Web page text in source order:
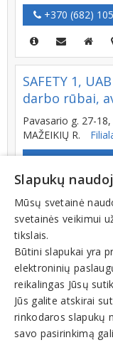
+370 (682)
SAFETY 1,
darbo rūbai,
Pavasario g. 27-
MAŽEIKIŲ R.
+370 (612)
Darbo
saugos
avalynė,
internetu,
Vilniaus g. 20, LT-
VILNIAUS R.
+370 (602)
Slapukų
Mūsų svetainė
svetainės veikimui
tikslais.
Būtini slapukai yra
elektroninių
reikalingas Jūsų
Jūs galite atskirai
rinkodaros slapukų
savo pasirinkimą